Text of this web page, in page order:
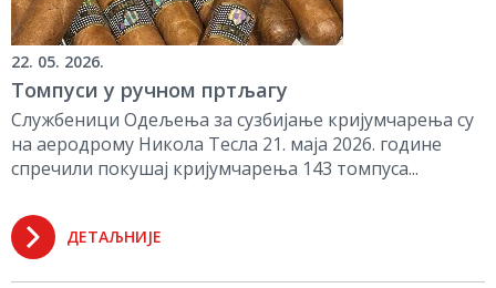
22. 05. 2026.
Томпуси у ручном пртљагу
Службеници Одељења за сузбијање кријумчарења су
на аеродрому Никола Тесла 21. маја 2026. године
спречили покушај кријумчарења 143 томпуса...
ДЕТАЉНИЈЕ